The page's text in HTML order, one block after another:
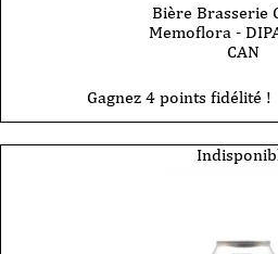
Bière Brasserie
Memoflora -
CAN
Gagnez 4 points fidélité !